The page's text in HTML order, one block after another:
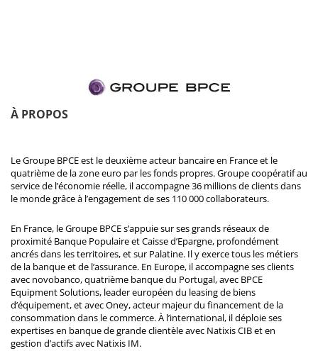
À PROPOS
Le Groupe BPCE est le deuxième acteur bancaire en France et le
quatrième de la zone euro par les fonds propres. Groupe coopératif au
service de l’économie réelle, il accompagne 36 millions de clients dans
le monde grâce à l’engagement de ses 110 000 collaborateurs.
En France, le Groupe BPCE s’appuie sur ses grands réseaux de
proximité Banque Populaire et Caisse d’Epargne, profondément
ancrés dans les territoires, et sur Palatine. Il y exerce tous les métiers
de la banque et de l’assurance. En Europe, il accompagne ses clients
avec novobanco, quatrième banque du Portugal, avec BPCE
Equipment Solutions, leader européen du leasing de biens
d’équipement, et avec Oney, acteur majeur du financement de la
consommation dans le commerce. À l’international, il déploie ses
expertises en banque de grande clientèle avec Natixis CIB et en
gestion d’actifs avec Natixis IM.